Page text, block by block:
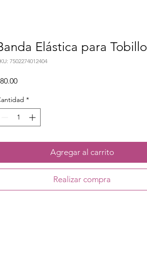
Elástica para Tobillo
7502274012404
Precio
*
Agregar al carrito
Realizar compra